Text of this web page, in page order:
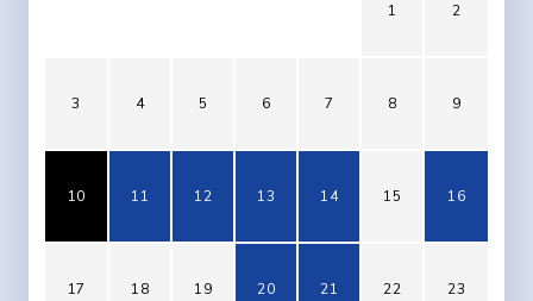
1 2
3 4 5 6 7 8 9
10 11 12 13 14 15 16
17 18 19 20 21 22 23